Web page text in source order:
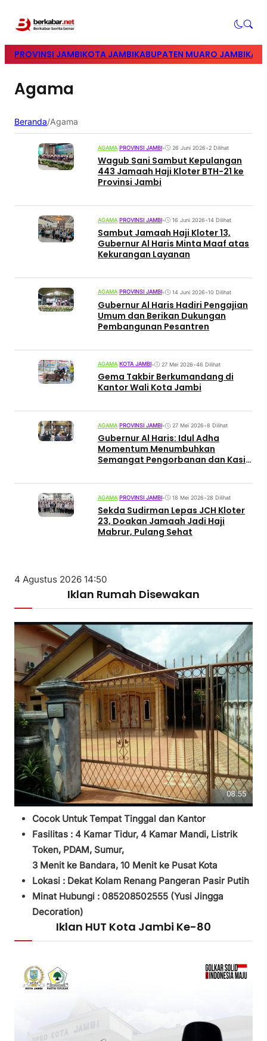
PROVINSI JAMBIKOTA JAMBIKABUPATEN MUARO JAMBI
Agama
Beranda/Agama
AGAMA PROVINSI JAMBI• 26 Juni 2026•2 Dilihat
Wagub Sani Sambut Kepulangan
443 Jamaah Haji Kloter BTH-21 ke
Provinsi Jambi
AGAMA PROVINSI JAMBI• 16 Juni 2026•14 Dilihat
Sambut Jamaah Haji Kloter 13,
Gubernur Al Haris Minta Maaf atas
Kekurangan Layanan
AGAMA| PROVINSI JAMBI • 14 Juni 2026•10 Dilihat
Gubernur Al Haris Hadiri Pengajian
Umum dan Berikan Dukungan
Pembangunan Pesantren
AGAMA KOTA JAMBI• 27 Mei 2026•46 Dilihat
Gema Takbir Berkumandang di
Kantor Wali Kota Jambi
AGAMA PROVINSI JAMBI• 27 Mei 2026•8 Dilihat
Gubernur Al Haris: Idul Adha
Momentum Menumbuhkan
Semangat Pengorbanan dan Kasih
AGAMA PROVINSI JAMBI• 18 Mei 2026•28 Dilihat
Sekda Sudirman Lepas JCH Kloter
23, Doakan Jamaah Jadi Haji
Mabrur, Pulang Sehat
4 Agustus 2026 14:50
Iklan Rumah Disewakan
Cocok Untuk Tempat Tinggal dan Kantor
Fasilitas : 4 Kamar Tidur, 4 Kamar Mandi, Listrik
Token, PDAM, Sumur,
3 Menit ke Bandara, 10 Menit ke Pusat Kota
Lokasi : Dekat Kolam Renang Pangeran Pasir Putih
Minat Hubungi : 085208502555 (Yusi Jingga
Decoration)
Iklan HUT Kota Jambi Ke-80